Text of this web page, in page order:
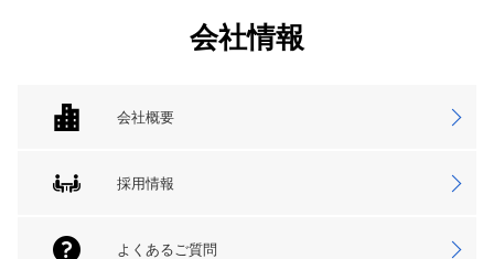
会社情報
会社概要
採用情報
よくあるご質問